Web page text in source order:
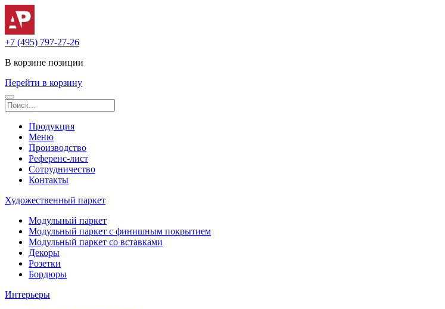
+7 (495) 797-27-26
В корзине позиции
Перейти в корзину
Продукция
Меню
Производство
Референс-лист
Сотрудничество
Контакты
Художественный паркет
Модульный паркет
Модульный паркет с финишным покрытием
Модульный паркет со вставками
Декоры
Розетки
Бордюры
Интерьеры